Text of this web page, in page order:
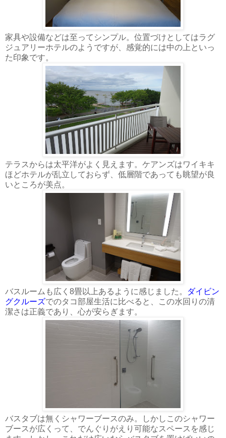
家具や設備などは至ってシンプル。位置づけとしてはラグ
ジュアリーホテルのようですが、感覚的には中の上といっ
た印象です。
テラスからは太平洋がよく見えます。ケアンズはワイキキ
ほどホテルが乱立しておらず、低層階であっても眺望が良
いところが美点。
バスルームも広く8畳以上あるように感じました。
ダイビン
グクルーズでのタコ部屋生活に比べると、この水回りの清
潔さは正義であり、心が安らぎます。
バスタブは無くシャワーブースのみ。しかしこのシャワー
ブースが広くって、でんぐりがえり可能なスペースを感じ